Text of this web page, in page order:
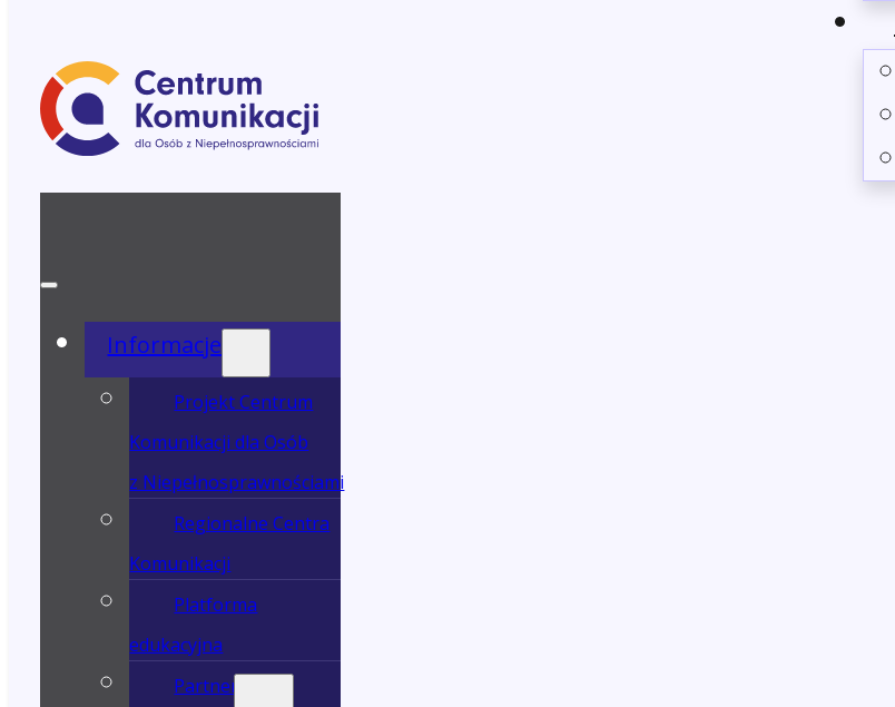
Informacje
Projekt Centrum
Komunikacji dla Osób
z Niepełnosprawnościami
Regionalne Centra
Komunikacji
Platforma
edukacyjna
Partnerzy